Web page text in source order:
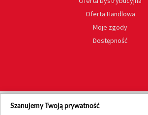
Oferta Handlowa
Moje zgody
Dostępność
Szanujemy Twoją prywatność